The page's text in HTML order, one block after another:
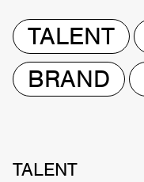
TALENT
BRAND
TALENT